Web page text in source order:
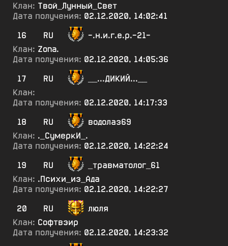
Клан: Твой_Лунный_Свет
Дата получения: 02.12.2020, 14:02:41
16
RU
-.н.и.г.е.р.-21-
Клан: Zona.
Дата получения: 02.12.2020, 14:05:36
17
RU
__...ДИКИЙ...__
Клан:
Дата получения: 02.12.2020, 14:17:33
18
RU
водолаз69
Клан: ._СумеркИ_.
Дата получения: 02.12.2020, 14:22:24
19
RU
_травматолог_61
Клан: .Психи_из_Ада
Дата получения: 02.12.2020, 14:22:27
20
RU
люля
Клан: Софтвэир
Дата получения: 02.12.2020, 14:23:32